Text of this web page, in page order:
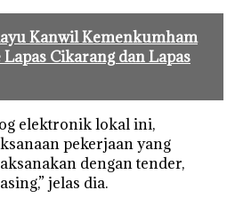
Kanwil Kemenkumham
Cikarang dan Lapas
elektronik lokal ini,
pekerjaan yang
dengan tender,
jelas dia.